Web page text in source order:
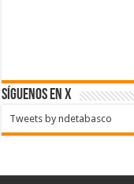
SÍGUENOS EN X
Tweets by ndetabasco